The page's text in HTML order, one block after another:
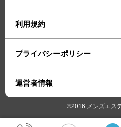
利用規約
プライバシーポリシー
運営者情報
©2016 メンズエス